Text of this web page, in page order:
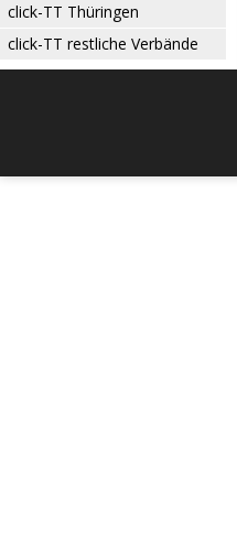
click-TT Thüringen
click-TT restliche Verbände